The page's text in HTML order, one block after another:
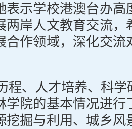
表示学校港澳台办高
两岸人文教育交流，
合作领域，深化交流
程、人才培养、科
学院的基本情况进行
挖掘与利用、城乡风